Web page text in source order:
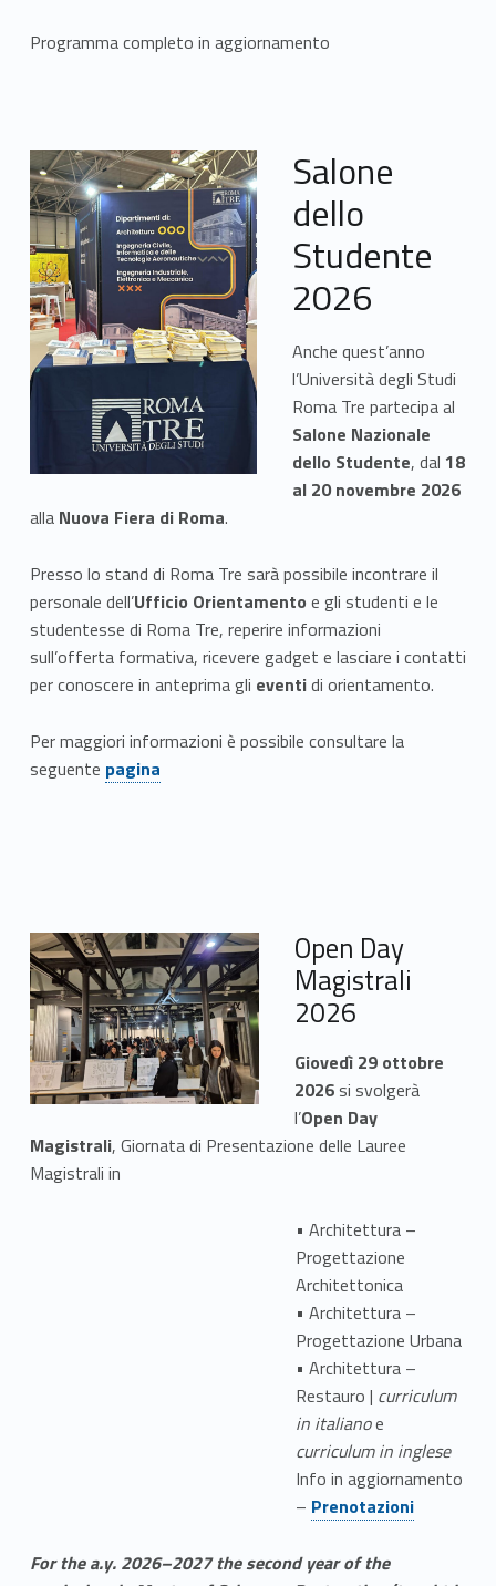
Programma completo in aggiornamento
Salone
dello
Studente
2026
Anche quest’anno
l’Università degli Studi
Roma Tre partecipa al
Salone Nazionale
dello Studente, dal 18
al 20 novembre 2026
alla Nuova Fiera di Roma.
Presso lo stand di Roma Tre sarà possibile incontrare il
personale dell’Ufficio Orientamento e gli studenti e le
studentesse di Roma Tre, reperire informazioni
sull’offerta formativa, ricevere gadget e lasciare i contatti
per conoscere in anteprima gli eventidi orientamento.
Per maggiori informazioni è possibile consultare la
seguente pagina
Open Day
Magistrali
2026
Giovedì 29 ottobre
2026si svolgerà
l’Open Day
Magistrali, Giornata di Presentazione delle Lauree
Magistrali in
• Architettura –
Progettazione
Architettonica
• Architettura –
Progettazione Urbana
• Architettura –
Restauro | curriculum
in italianoe
curriculum in inglese
Info in aggiornamento
– Link identifier #identifier__80836-3
Prenotazioni
For the a.y. 2026–2027 the second year of the